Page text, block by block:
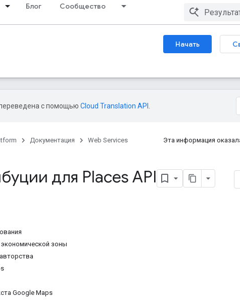
Блог Сообщество
Начать
с помощью Cloud Translation API
Документация
Web Services
Эта информация
для Places API
экономической зоны
Google Maps